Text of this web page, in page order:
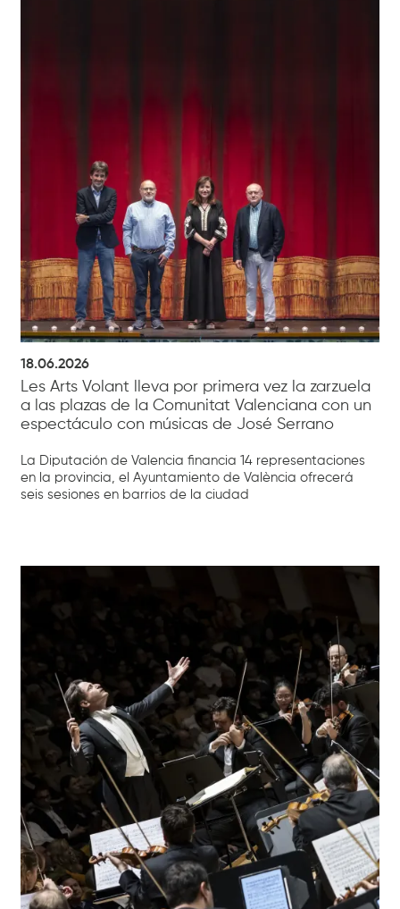
18.06.2026
Les Arts Volant lleva por primera vez la zarzuela
a las plazas de la Comunitat Valenciana con un
espectáculo con músicas de José Serrano
La Diputación de Valencia financia 14 representaciones
en la provincia, el Ayuntamiento de València ofrecerá
seis sesiones en barrios de la ciudad